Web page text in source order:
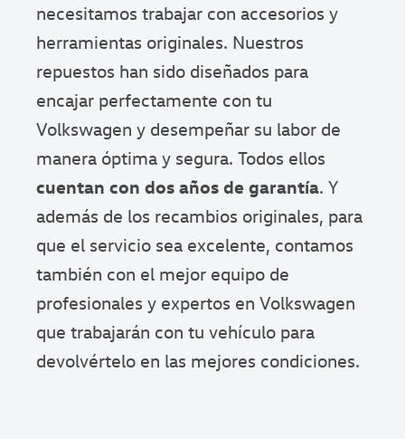
necesitamos trabajar con accesorios y
herramientas originales. Nuestros
repuestos han sido diseñados para
encajar perfectamente con tu
Volkswagen y desempeñar su labor de
manera óptima y segura. Todos ellos
cuentan con dos años de garantía. Y
además de los recambios originales, para
que el servicio sea excelente, contamos
también con el mejor equipo de
profesionales y expertos en Volkswagen
que trabajarán con tu vehículo para
devolvértelo en las mejores condiciones.